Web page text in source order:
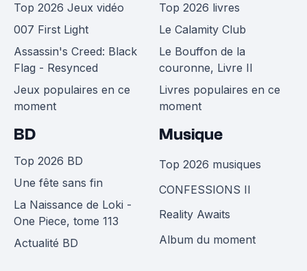
Top 2026 Jeux vidéo
007 First Light
Assassin's Creed: Black
Flag - Resynced
Jeux populaires en ce
moment
Top 2026 livres
Le Calamity Club
Le Bouffon de la
couronne, Livre II
Livres populaires en ce
moment
BD
Top 2026 BD
Une fête sans fin
La Naissance de Loki -
One Piece, tome 113
Actualité BD
Musique
Top 2026 musiques
CONFESSIONS II
Reality Awaits
Album du moment